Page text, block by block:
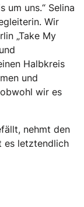
um uns.“ Selina
Wir
„Take My
Halbkreis
und
wir es
nehmt den
es letztendlich